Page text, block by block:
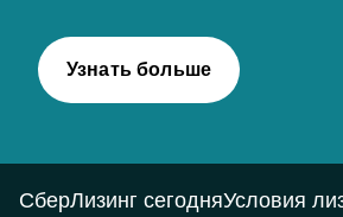
Узнать больше
СберЛизинг сегодняУсловия